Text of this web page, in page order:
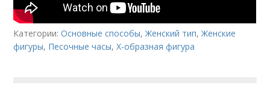
Категории:Основные способы,Женский тип,Женские
фигуры, Песочные часы,Х-образная фигура